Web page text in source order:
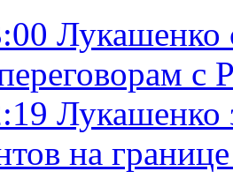
Лукашенко
с
Лукашенко
на